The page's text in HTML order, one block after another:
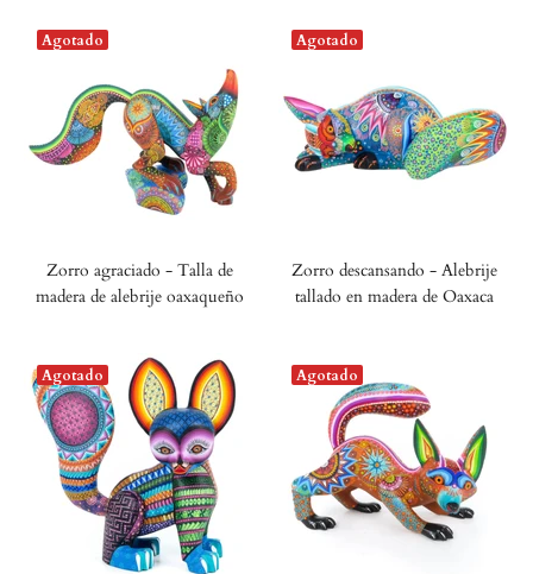
Agotado
Zorro agraciado - Talla de
madera de alebrije oaxaqueño
Agotado
Zorro descansando - Alebrije
tallado en madera de Oaxaca
Agotado Agotado